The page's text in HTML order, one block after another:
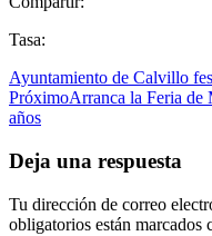
Tasa:
Ayuntamiento de Calvillo
PróximoArranca la Feria de
años
Deja una respuesta
Tu dirección de correo
obligatorios están marcados